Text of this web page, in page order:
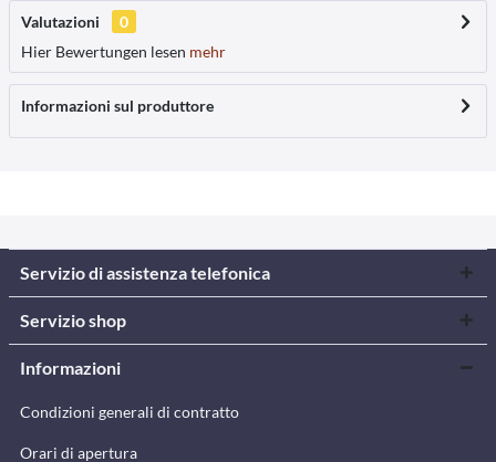
Valutazioni
0
Hier Bewertungen lesen mehr
Informazioni sul produttore
Servizio di assistenza telefonica
Servizio shop
Informazioni
Condizioni generali di contratto
Orari di apertura